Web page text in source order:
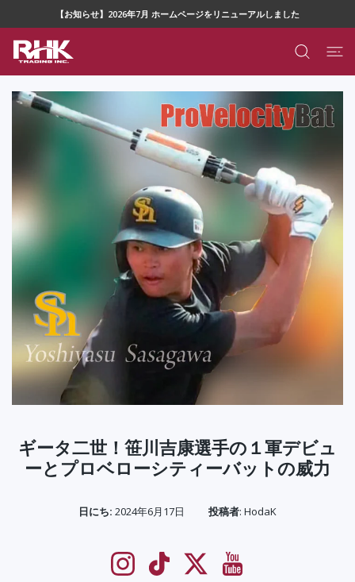
【お知らせ】2026年7月 ホームページをリニューアルしました
ギータ二世！笹川吉康選手の１軍デビュ
ーとプロベローシティーバットの威力
日にち: 2024年6月17日 投稿者: HodaK
InstagramTikTok Twitter